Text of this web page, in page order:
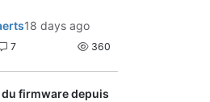
18 days ago
7 360
firmware depuis